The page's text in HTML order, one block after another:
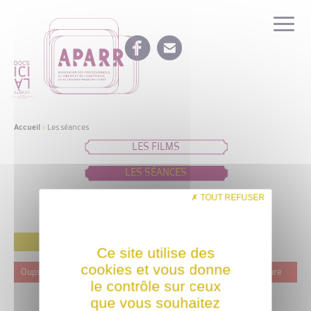
Accueil > Les séances
LES FILMS
LES SÉANCES
IDÉES DE PROGRAMMATION
Oups ! Ce film n'est programmé actuellement dans aucune structure
Ce site utilise des
cookies et vous donne
le contrôle sur ceux
que vous souhaitez
TOUT REFUSER